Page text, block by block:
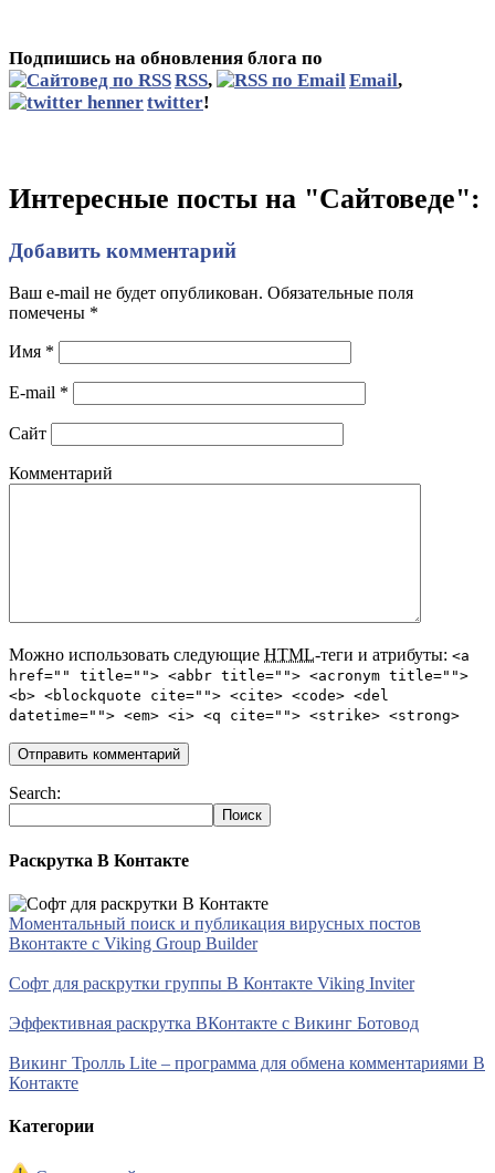
Подпишись на обновления блога по
RSS, Email,
twitter!
Интересные посты на "Сайтоведе":
Добавить комментарий
Ваш e-mail не будет опубликован. Обязательные поля
помечены *
Имя *
E-mail *
Сайт
Комментарий
Можно использовать следующие HTML-теги и атрибуты: <a
href="" title=""> <abbr title=""> <acronym title="">
<b> <blockquote cite=""> <cite> <code> <del
datetime=""> <em> <i> <q cite=""> <strike> <strong>
Search:
Раскрутка В Контакте
Моментальный поиск и публикация вирусных постов
Вконтакте с Viking Group Builder
Софт для раскрутки группы В Контакте Viking Inviter
Эффективная раскрутка ВКонтакте с Викинг Ботовод
Викинг Тролль Lite – программа для обмена комментариями В
Контакте
Категории